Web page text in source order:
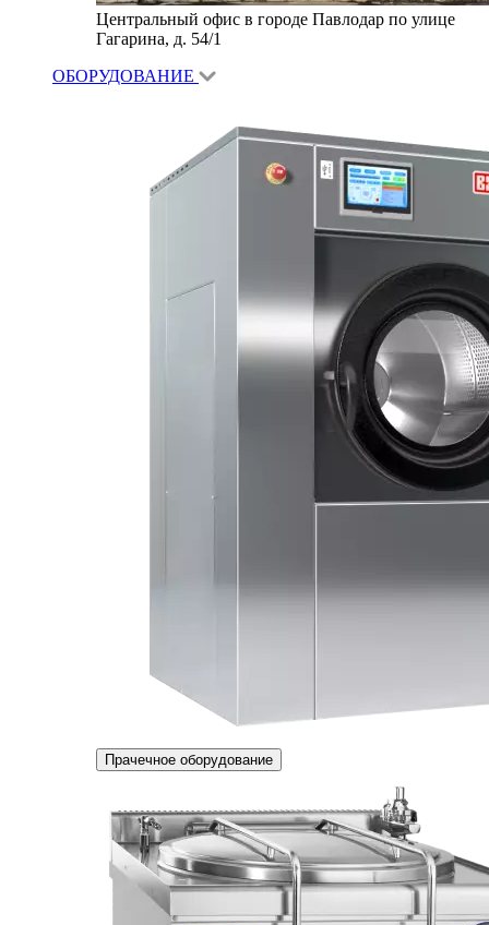
Центральный офис в городе Павлодар по улице
Гагарина, д. 54/1
ОБОРУДОВАНИЕ
Прачечное оборудование